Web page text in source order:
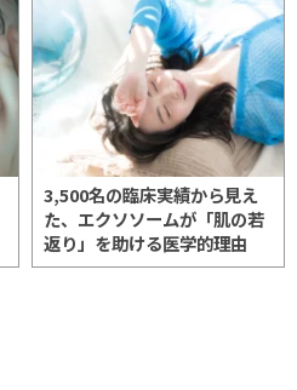
3,500名の臨床実績から見え
た、エクソソームが「肌の若
返り」を助ける医学的理由